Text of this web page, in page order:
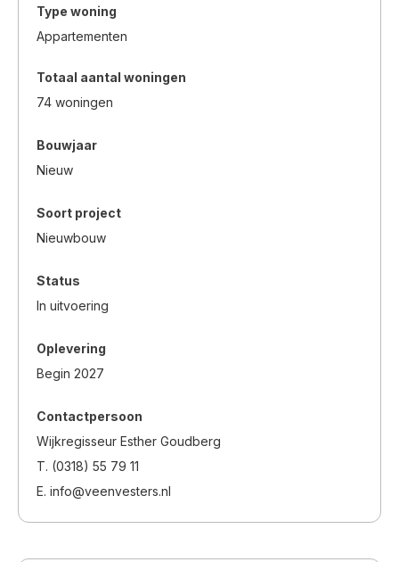
Type woning
Appartementen
Totaal aantal woningen
74 woningen
Bouwjaar
Nieuw
Soort project
Nieuwbouw
Status
In uitvoering
Oplevering
Begin 2027
Contactpersoon
Wijkregisseur Esther Goudberg
T. (0318) 55 79 11
E. info@veenvesters.nl